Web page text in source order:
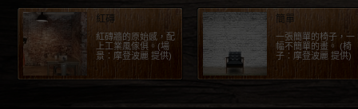
紅磚
紅磚牆的原始感，配
上工業風傢俱。(場
景：摩登波麗 提供)
簡單
一張簡單的椅子，一
幅不簡單的畫。 (椅
子：摩登波麗 提供)